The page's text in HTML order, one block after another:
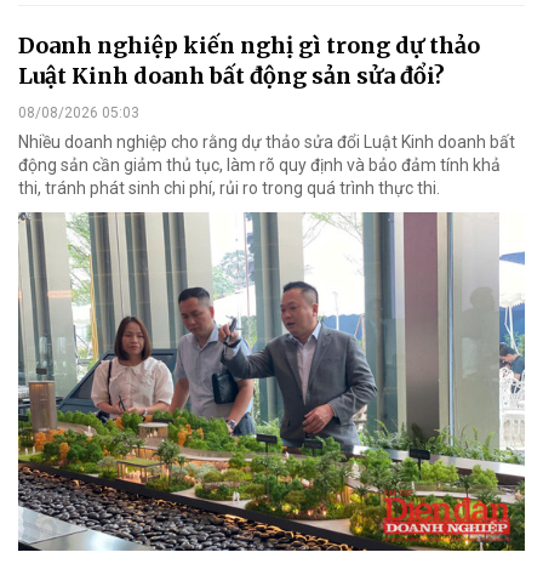
Doanh nghiệp kiến nghị gì trong dự thảo
Luật Kinh doanh bất động sản sửa đổi?
08/08/2026 05:03
Nhiều doanh nghiệp cho rằng dự thảo sửa đổi Luật Kinh doanh bất
động sản cần giảm thủ tục, làm rõ quy định và bảo đảm tính khả
thi, tránh phát sinh chi phí, rủi ro trong quá trình thực thi.